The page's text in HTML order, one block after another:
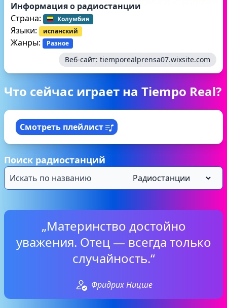
Информация о радиостанции
Страна:
Колумбия
Языки: испанский
Жанры: Разное
Веб-сайт: tiemporealprensa07.wixsite.com
Что сейчас играет на Tiempo Real?
Смотреть плейлист
Поиск радиостанций
„Материнство достойно
уважения. Отец — всегда только
случайность.“
Фридрих Ницше